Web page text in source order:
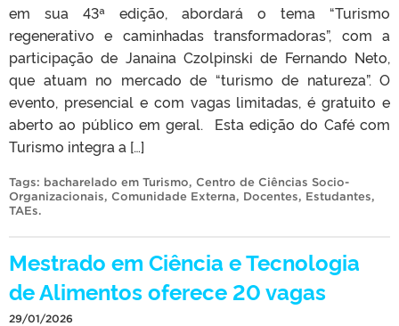
em sua 43ª edição, abordará o tema “Turismo
regenerativo e caminhadas transformadoras”, com a
participação de Janaina Czolpinski de Fernando Neto,
que atuam no mercado de “turismo de natureza”. O
evento, presencial e com vagas limitadas, é gratuito e
aberto ao público em geral. Esta edição do Café com
Turismo integra a […]
Tags: bacharelado em Turismo, Centro de Ciências Socio-
Organizacionais, Comunidade Externa, Docentes, Estudantes,
TAEs.
Mestrado em Ciência e Tecnologia
de Alimentos oferece 20 vagas
29/01/2026